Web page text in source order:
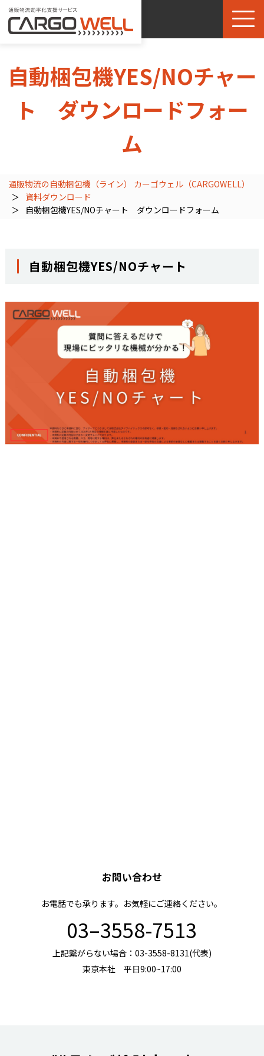
自動梱包機YES/NOチャー
ト ダウンロードフォー
ム
通販物流の自動梱包機（ライン） カーゴウェル（CARGOWELL）
資料ダウンロード
自動梱包機YES/NOチャート ダウンロードフォーム
自動梱包機YES/NOチャート
お問い合わせ
お電話でも承ります。お気軽にご連絡ください。
03–3558-7513
上記繋がらない場合：03-3558-8131(代表)
東京本社 平日9:00~17:00